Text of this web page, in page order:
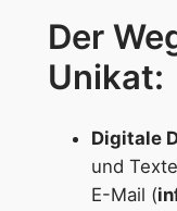
Der
Unikat:
Digitale
und
E-Mail (